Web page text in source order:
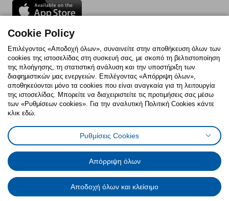
Follow us:
FacebookInstagram
TikTokYoutubePinterestTwitter
Πολιτική CookiesΔήλωση ψηφιακής προσβασιμότητας
Ρυθμίσεις cookiesΌροι Χρήσης
Γενική Πολιτική Προσωπικών Δεδομένων
Πολιτική Προσωπικών Δεδομένων για ΙΚΕΑ.gr
Κώδικας Καταναλωτικής Δεοντολογίας
© Inter-IKEA Systems B.V. 1999 - 2025
Cookie Policy
Επιλέγοντας «Αποδοχή όλων», συναινείτε στην αποθήκευση όλων των
cookies της ιστοσελίδας στη συσκευή σας, με σκοπό τη βελτιστοποίηση
της πλοήγησης, τη στατιστική ανάλυση και την υποστήριξη των
διαφημιστικών μας ενεργειών. Επιλέγοντας «Απόρριψη όλων»,
αποθηκεύονται μόνο τα cookies που είναι αναγκαία για τη λειτουργία
της ιστοσελίδας. Μπορείτε να διαχειριστείτε τις προτιμήσεις σας μέσω
των «Ρυθμίσεων cookies». Για την αναλυτική Πολιτική Cookies κάντε
κλικ εδώ.
Ρυθμίσεις Cookies
Απόρριψη όλων
Αποδοχή όλων και κλείσιμο